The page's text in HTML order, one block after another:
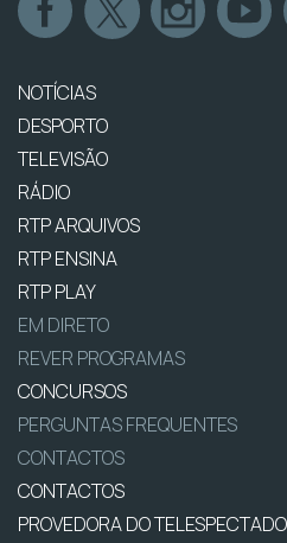
NOTÍCIAS
DESPORTO
TELEVISÃO
RÁDIO
RTP ARQUIVOS
RTP ENSINA
RTP PLAY
EM DIRETO
REVER PROGRAMAS
CONCURSOS
PERGUNTAS FREQUENTES
CONTACTOS
CONTACTOS
PROVEDORA DO